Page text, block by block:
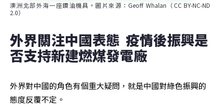
澳洲北部外海一座鑽油機具。圖片來源：Geoff Whalan（CC BY-NC-ND
2.0）
外界關注中國表態  疫情後振興是
否支持新建燃煤發電廠
外界對中國的角色有個重大疑問，就是中國對綠色振興的
態度反覆不定。